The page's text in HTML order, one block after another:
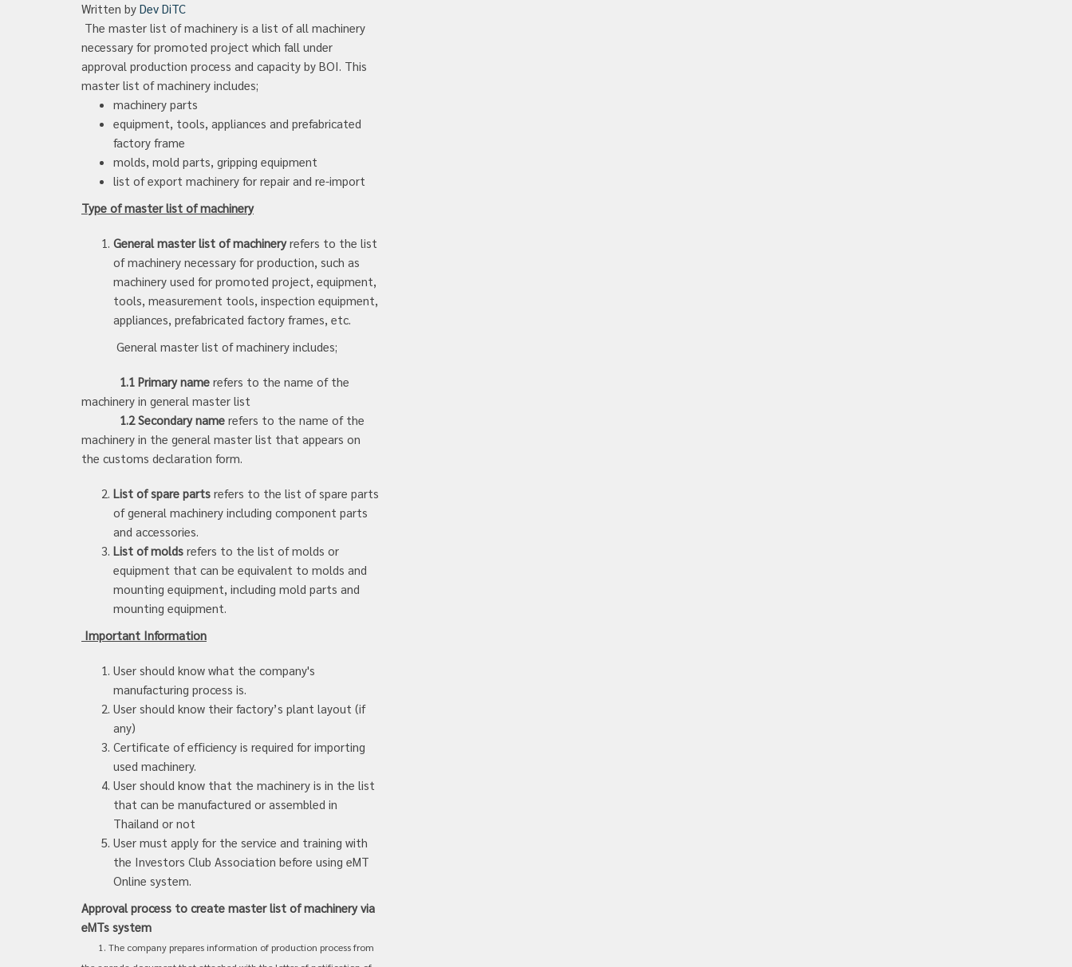
Written by Dev DiTC
The master list of machinery is a list of all machinery
necessary for promoted project which fall under
approval production process and capacity by BOI. This
master list of machinery includes;
machinery parts
equipment, tools, appliances and prefabricated
factory frame
molds, mold parts, gripping equipment
list of export machinery for repair and re-import
Type of master list of machinery
General master list of machineryrefers to the list
of machinery necessary for production, such as
machinery used for promoted project, equipment,
tools, measurement tools, inspection equipment,
appliances, prefabricated factory frames, etc.
General master list of machinery includes;
1.1 Primary name refers to the name of the
machinery in general master list
1.2 Secondary name refers to the name of the
machinery in the general master list that appears on
the customs declaration form.
List of spare parts refers to the list of spare parts
of general machinery including component parts
and accessories.
List of molds refers to the list of molds or
equipment that can be equivalent to molds and
mounting equipment, including mold parts and
mounting equipment.
Important Information
User should know what the company's
manufacturing process is.
User should know their factory’s plant layout (if
any)
Certificate of efficiency is required for importing
used machinery.
User should know that the machinery is in the list
that can be manufactured or assembled in
Thailand or not
User must apply for the service and training with
the Investors Club Association before using eMT
Online system.
Approval process to create master list of machinery via
eMTs system
1. The company prepares information of production process from